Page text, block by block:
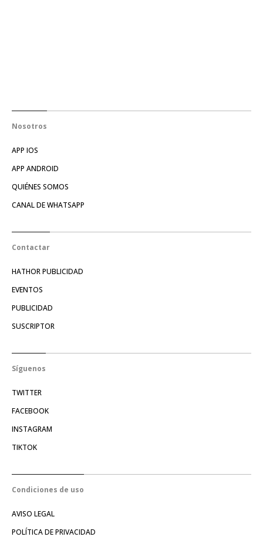
Nosotros
APP IOS
APP ANDROID
QUIÉNES SOMOS
CANAL DE WHATSAPP
Contactar
HATHOR PUBLICIDAD
EVENTOS
PUBLICIDAD
SUSCRIPTOR
Síguenos
TWITTER
FACEBOOK
INSTAGRAM
TIKTOK
Condiciones de uso
AVISO LEGAL
POLÍTICA DE PRIVACIDAD